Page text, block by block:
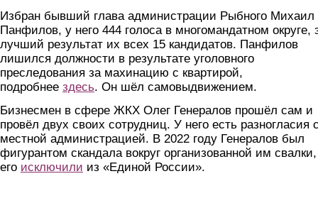
Избран бывший глава администрации Рыбного Михаил
Панфилов, у него 444 голоса в многомандатном округе,
лучший результат их всех 15 кандидатов. Панфилов
лишился должности в результате уголовного
преследования за махинацию с квартирой,
подробнее здесь. Он шёл самовыдвижением.
Бизнесмен в сфере ЖКХ Олег Генералов прошёл сам и
провёл двух своих сотрудниц. У него есть разногласия
местной администрацией. В 2022 году Генералов был
фигурантом скандала вокруг организованной им свалки,
его исключили из «Единой России».